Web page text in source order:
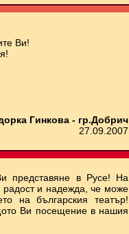
Ви!
Гинкова - гр.Добрич
27.09.2007
представяне в Русе! На
радост и надежда, че може
на българския театър!
Ви посещение в нашия